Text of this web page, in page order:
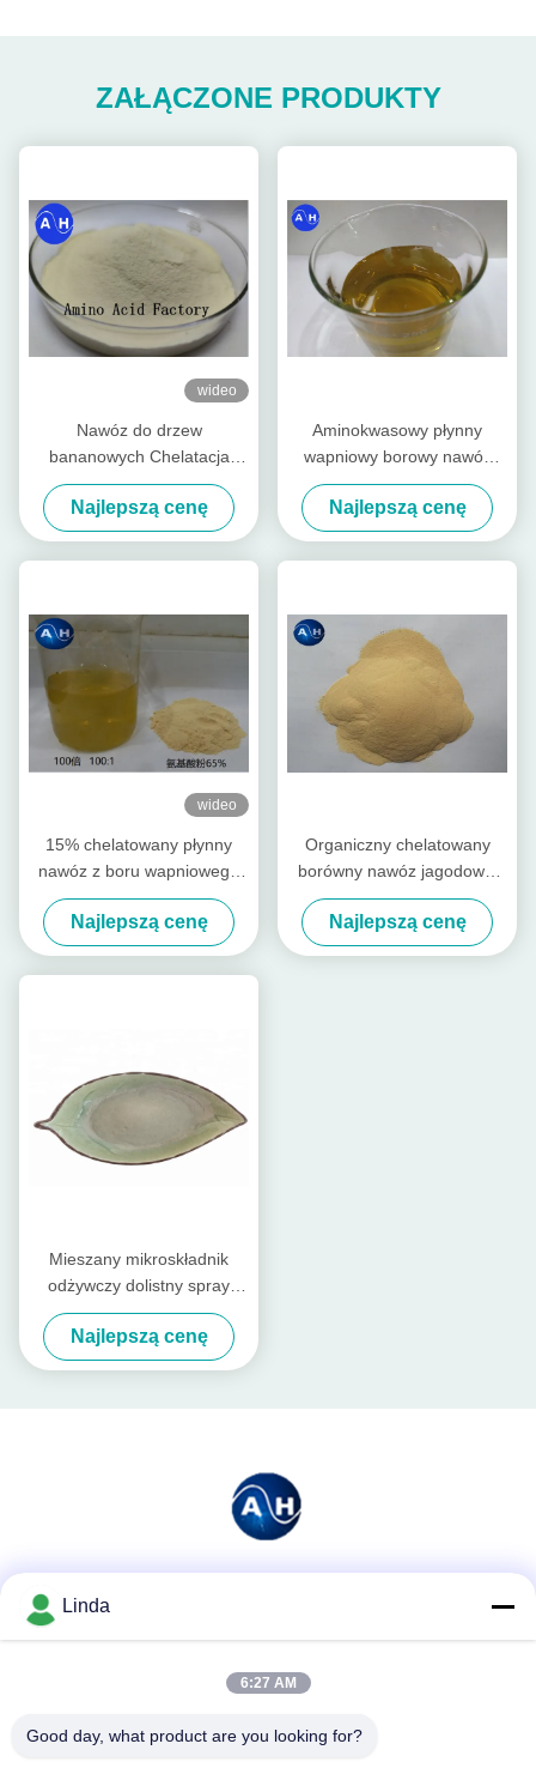
ZAŁĄCZONE PRODUKTY
wideo
Nawóz do drzew
bananowych Chelatacja
aminokwasów Wapń Magnez
Cynk Bor Molibden
Najlepszą cenę
Aminokwasowy płynny
wapniowy borowy nawóz
dolistny do drzew
bananowych
Najlepszą cenę
wideo
15% chelatowany płynny
nawóz z boru wapniowego
do ziemniaków
rozpuszczalnych w wodzie
Najlepszą cenę
Organiczny chelatowany
borówny nawóz jagodowy,
Chelated Calcium Fertilizer
Najlepszą cenę
Mieszany mikroskładnik
odżywczy dolistny spray
makro wapnia B do
hydroponicznych rolników
Najlepszą cenę
Linda
6:27 AM
Good day, what product are you looking for?